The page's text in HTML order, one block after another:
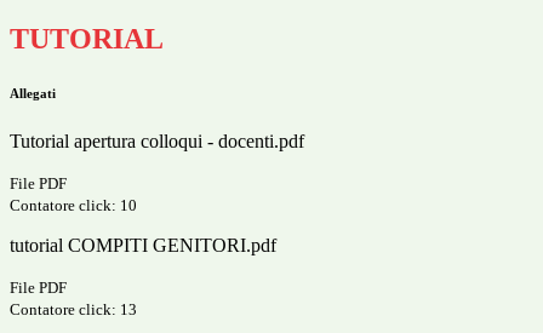
TUTORIAL
Allegati
Tutorial apertura colloqui - docenti.pdf
File PDF
Contatore click: 10
tutorial COMPITI GENITORI.pdf
File PDF
Contatore click: 13